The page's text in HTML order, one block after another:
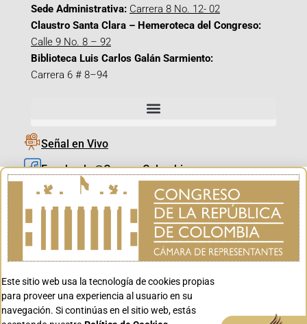
Sede Administrativa: Carrera 8 No. 12- 02
Claustro Santa Clara – Hemeroteca del Congreso:
Calle 9 No. 8 – 92
Biblioteca Luis Carlos Galán Sarmiento:
Carrera 6 # 8–94
Señal en Vivo
Facebook_@CamaraColombia
Instagram_@CamaraColombia
X_@CamaraColombia
Youtube_@CamaraColombia
Youtube_@CanalCongreso
Este sitio web usa la tecnología de cookies propias
para proveer una experiencia al usuario en su
navegación. Si continúas en el sitio web, estás